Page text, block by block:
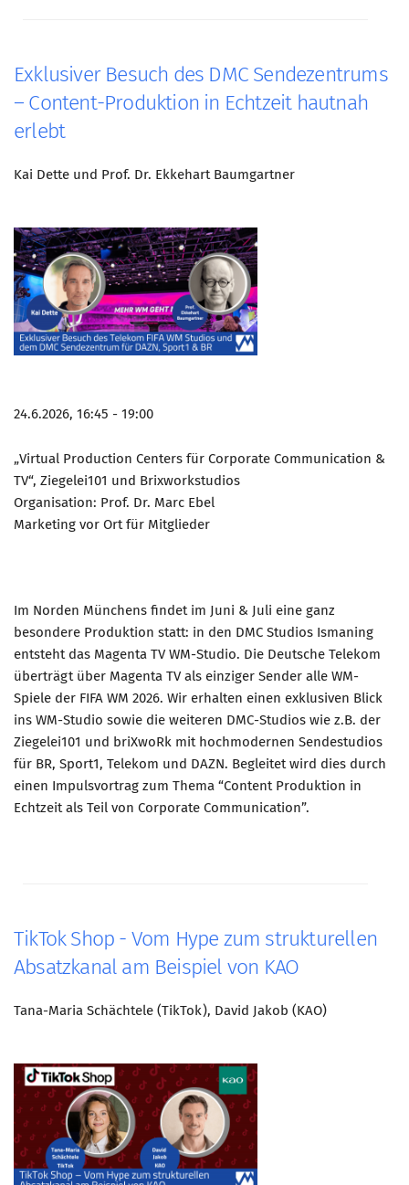
KONTAKT
Exklusiver Besuch des DMC Sendezentrums
– Content-Produktion in Echtzeit hautnah
erlebt
Kai Dette und Prof. Dr. Ekkehart Baumgartner
24.6.2026, 16:45 - 19:00
„Virtual Production Centers für Corporate Communication &
TV“, Ziegelei101 und Brixworkstudios
Organisation: Prof. Dr. Marc Ebel
Marketing vor Ort für Mitglieder
Im Norden Münchens findet im Juni & Juli eine ganz
besondere Produktion statt: in den DMC Studios Ismaning
entsteht das Magenta TV WM-Studio. Die Deutsche Telekom
überträgt über Magenta TV als einziger Sender alle WM-
Spiele der FIFA WM 2026. Wir erhalten einen exklusiven Blick
ins WM-Studio sowie die weiteren DMC-Studios wie z.B. der
Ziegelei101 und briXwoRk mit hochmodernen Sendestudios
für BR, Sport1, Telekom und DAZN. Begleitet wird dies durch
einen Impulsvortrag zum Thema “Content Produktion in
Echtzeit als Teil von Corporate Communication”.
TikTok Shop - Vom Hype zum strukturellen
Absatzkanal am Beispiel von KAO
Tana-Maria Schächtele (TikTok), David Jakob (KAO)